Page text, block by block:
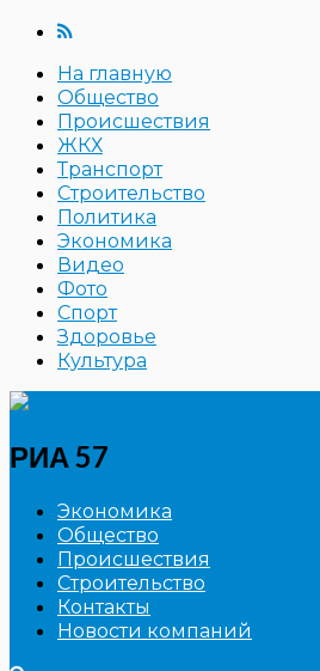
На главную
Общество
Происшествия
ЖКХ
Транспорт
Строительство
Политика
Экономика
Видео
Фото
Спорт
Здоровье
Культура
РИА 57
Экономика
Общество
Происшествия
Строительство
Контакты
Новости компаний